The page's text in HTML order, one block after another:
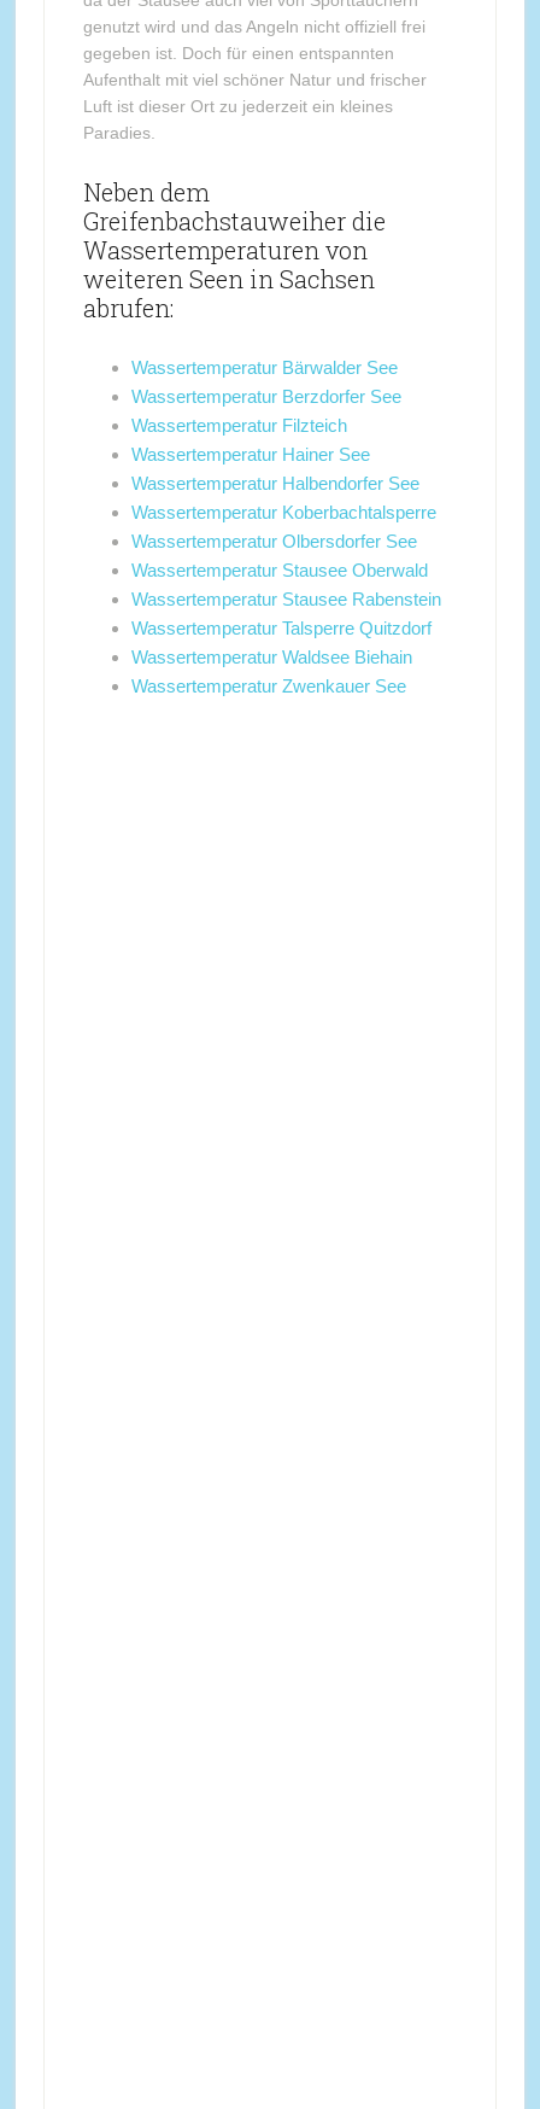
genutzt wird und das Angeln nicht offiziell frei
gegeben ist. Doch für einen entspannten
Aufenthalt mit viel schöner Natur und frischer
Luft ist dieser Ort zu jederzeit ein kleines
Paradies.
Neben dem
Greifenbachstauweiher die
Wassertemperaturen von
weiteren Seen in Sachsen
abrufen:
Wassertemperatur Bärwalder See
Wassertemperatur Berzdorfer See
Wassertemperatur Filzteich
Wassertemperatur Hainer See
Wassertemperatur Halbendorfer See
Wassertemperatur Koberbachtalsperre
Wassertemperatur Olbersdorfer See
Wassertemperatur Stausee Oberwald
Wassertemperatur Stausee Rabenstein
Wassertemperatur Talsperre Quitzdorf
Wassertemperatur Waldsee Biehain
Wassertemperatur Zwenkauer See